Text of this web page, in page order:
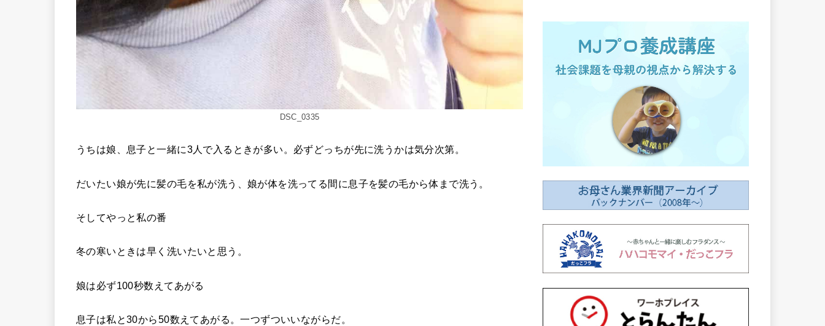
DSC_0335
うちは娘、息子と一緒に3人で入るときが多い。必ずどっちが先に洗うかは気分次第。
だいたい娘が先に髪の毛を私が洗う、娘が体を洗ってる間に息子を髪の毛から体まで洗う。
そしてやっと私の番
冬の寒いときは早く洗いたいと思う。
娘は必ず100秒数えてあがる
息子は私と30から50数えてあがる。一つずついいながらだ。